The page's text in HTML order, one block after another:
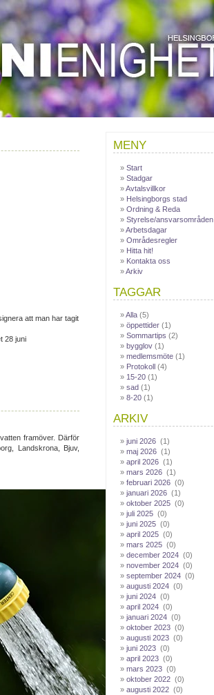
att man har tagit
28 juni
framöver. Därför
Landskrona, Bjuv,
MENY
Start
Stadgar
Avtalsvillkor
Helsingborgs stad
Ordning & Reda
Styrelse/ansvarsområden
Arbetsdagar
Områdesregler
Hitta hit!
Kontakta oss
Arkiv
TAGGAR
Alla (5)
öppettider (1)
Sommartips (2)
bygglov (1)
medlemsmöte (1)
Protokoll (4)
15-20 (1)
sad (1)
8-20 (1)
ARKIV
juni 2026 (1)
maj 2026 (1)
april 2026 (1)
mars 2026 (1)
februari 2026 (0)
januari 2026 (1)
oktober 2025 (0)
juli 2025 (0)
juni 2025 (0)
april 2025 (0)
mars 2025 (0)
december 2024 (0)
november 2024 (0)
september 2024 (0)
augusti 2024 (0)
juni 2024 (0)
april 2024 (0)
januari 2024 (0)
oktober 2023 (0)
augusti 2023 (0)
juni 2023 (0)
april 2023 (0)
mars 2023 (0)
oktober 2022 (0)
augusti 2022 (0)